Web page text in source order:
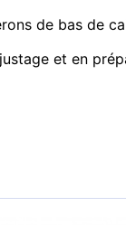
de bas de
et en